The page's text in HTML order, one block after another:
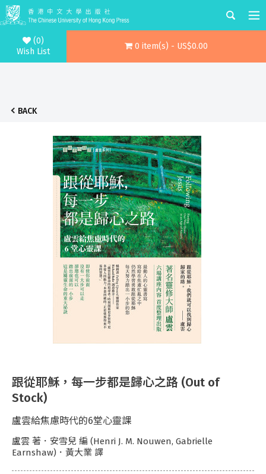
(0)
Wish List
0 item(s) - US$0.00
BACK
跟從耶穌，每一步都是歸心之路 (Out of
Stock)
盧雲給焦慮時代的6堂心靈課
盧雲 著．安雪兒 編 (Henri J. M. Nouwen, Gabrielle
Earnshaw)．黃大業 譯